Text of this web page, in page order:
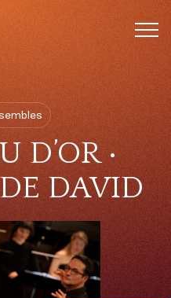
BOUTIQUE
D’OR •
DAVID